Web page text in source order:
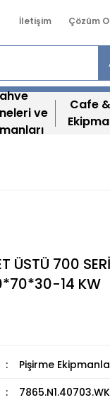
İletişim Çözüm
ve
Cafe
ÜSTÜ 700 SERİ
14 KW
Pişirme
7865.N1.40703.WK